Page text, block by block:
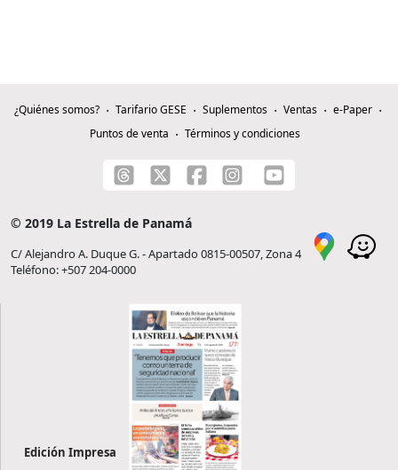
¿Quiénes somos? Tarifario GESE Suplementos Ventas
e-Paper
Puntos de venta
Términos y condiciones
© 2019 La Estrella de Panamá
C/ Alejandro A. Duque G. - Apartado 0815-00507, Zona 4
Teléfono: +507 204-0000
Edición Impresa